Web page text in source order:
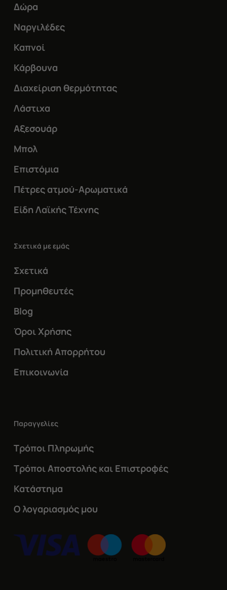
Δώρα
Ναργιλέδες
Καπνοί
Κάρβουνα
Διαχείριση θερμότητας
Λάστιχα
Αξεσουάρ
Μπολ
Επιστόμια
Πέτρες ατμού-Αρωματικά
Είδη Λαϊκής Τέχνης
Σχετικά με εμάς
Σχετικά
Προμηθευτές
Blog
Όροι Χρήσης
Πολιτική Απορρήτου
Επικοινωνία
Παραγγελίες
Τρόποι Πληρωμής
Τρόποι Αποστολής και Επιστροφές
Κατάστημα
Ο λογαριασμός μου